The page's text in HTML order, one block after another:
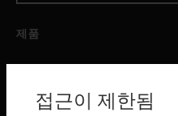
제품
toggle view
toggle view
접근이 제한됨